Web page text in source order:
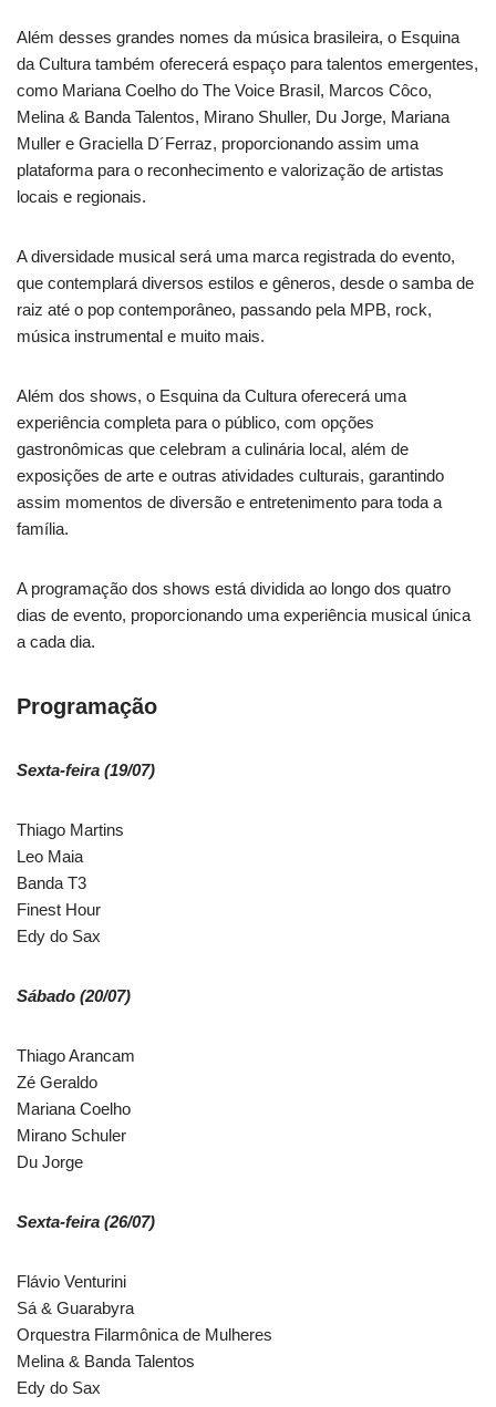
Além desses grandes nomes da música brasileira, o Esquina
da Cultura também oferecerá espaço para talentos emergentes,
como Mariana Coelho do The Voice Brasil, Marcos Côco,
Melina & Banda Talentos, Mirano Shuller, Du Jorge, Mariana
Muller e Graciella D´Ferraz, proporcionando assim uma
plataforma para o reconhecimento e valorização de artistas
locais e regionais.
A diversidade musical será uma marca registrada do evento,
que contemplará diversos estilos e gêneros, desde o samba de
raiz até o pop contemporâneo, passando pela MPB, rock,
música instrumental e muito mais.
Além dos shows, o Esquina da Cultura oferecerá uma
experiência completa para o público, com opções
gastronômicas que celebram a culinária local, além de
exposições de arte e outras atividades culturais, garantindo
assim momentos de diversão e entretenimento para toda a
família.
A programação dos shows está dividida ao longo dos quatro
dias de evento, proporcionando uma experiência musical única
a cada dia.
Programação
Sexta-feira (19/07)
Thiago Martins
Leo Maia
Banda T3
Finest Hour
Edy do Sax
Sábado (20/07)
Thiago Arancam
Zé Geraldo
Mariana Coelho
Mirano Schuler
Du Jorge
Sexta-feira (26/07)
Flávio Venturini
Sá & Guarabyra
Orquestra Filarmônica de Mulheres
Melina & Banda Talentos
Edy do Sax